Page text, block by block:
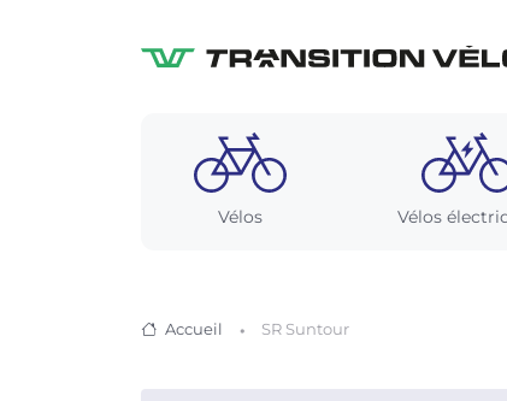
Vélos Vélos
Accueil SR Suntour